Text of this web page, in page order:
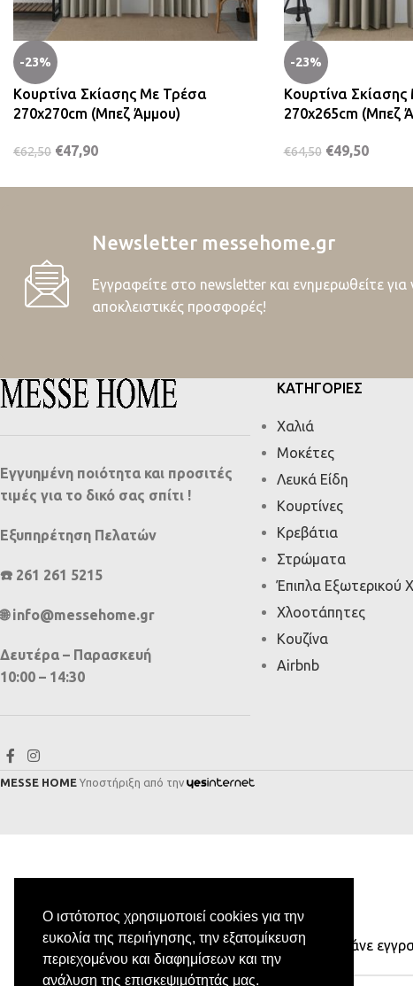
Ο ιστότοπος χρησιμοποιεί cookies για την
ευκολία της περιήγησης, την εξατομίκευση
περιεχομένου και διαφημίσεων και την
ανάλυση της επισκεψιμότητάς μας.
-23%
Κουρτίνα Σκίασης Με Τρέσα
270x270cm (Μπεζ Άμμου)
€62,50 €47,90
-23%
Κουρτίνα Σκίασης
270x265cm (Μπεζ
€64,50 €49,50
Newsletter messehome.gr
Εγγραφείτε στο newsletter και ενημερωθείτε για
αποκλειστικές προσφορές!
Εγγυημένη ποιότητα και προσιτές
τιμές για το δικό σας σπίτι !
Εξυπηρέτηση Πελατών
☎️ 261 261 5215
🌐 info@messehome.gr
Δευτέρα – Παρασκευή
10:00 – 14:30
ΚΑΤΗΓΟΡΙΕΣ
Χαλιά
Μοκέτες
Λευκά Είδη
Κουρτίνες
Κρεβάτια
Στρώματα
Έπιπλα Εξωτερικού
Χλοοτάπητες
Κουζίνα
Airbnb
MESSE HOME Υποστήριξη από την
Κάνε